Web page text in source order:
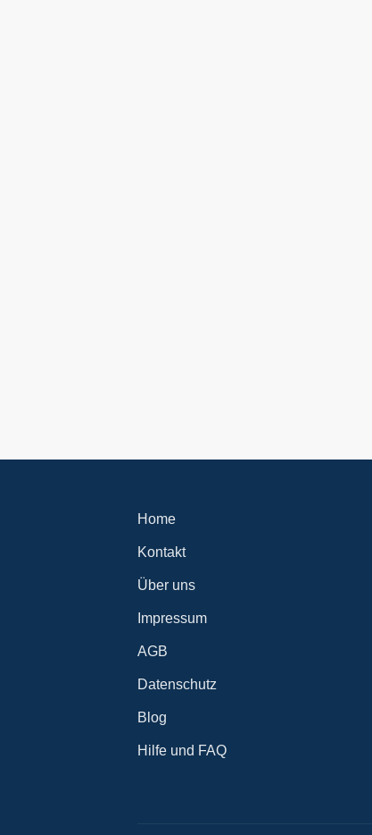
Home
Kontakt
Über uns
Impressum
AGB
Datenschutz
Blog
Hilfe und FAQ